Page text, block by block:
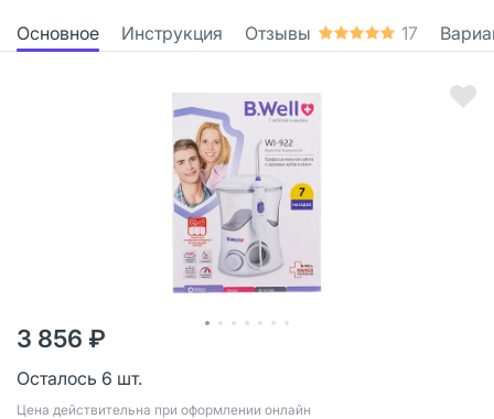
Основное Инструкция Отзывы 17
3 856 ₽
Осталось 6 шт.
Цена действительна при оформлении онлайн